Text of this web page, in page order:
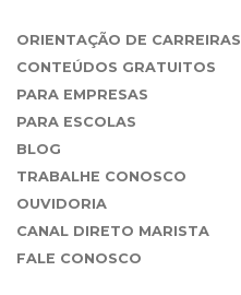
ORIENTAÇÃO DE CARREIRAS
CONTEÚDOS GRATUITOS
PARA EMPRESAS
PARA ESCOLAS
BLOG
TRABALHE CONOSCO
OUVIDORIA
CANAL DIRETO MARISTA
FALE CONOSCO